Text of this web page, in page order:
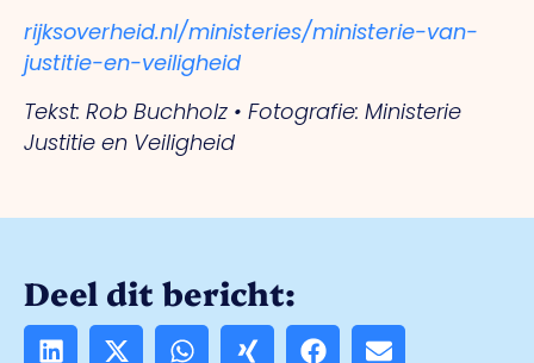
rijksoverheid.nl/ministeries/ministerie-van-
justitie-en-veiligheid
Tekst: Rob Buchholz • Fotografie: Ministerie
Justitie en Veiligheid
Deel dit bericht: